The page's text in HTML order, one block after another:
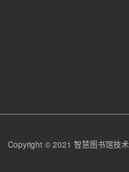
Copyright © 2021 智慧图书馆技